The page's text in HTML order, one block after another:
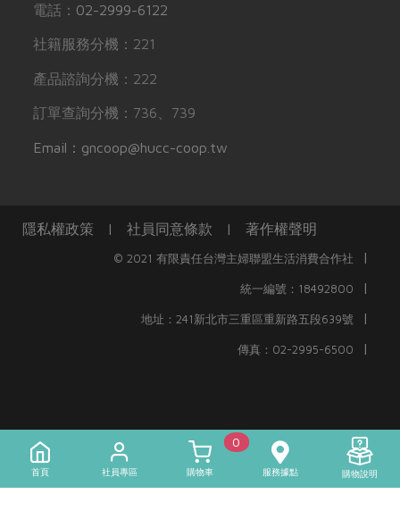
電話： 02-2999-6122
社籍服務分機：221
產品諮詢分機：222
訂單查詢分機：736、739
Email：gncoop@hucc-coop.tw
隱私權政策 | 社員同意條款 | 著作權聲明
© 2021 有限責任台灣主婦聯盟生活消費合作社 |
統一編號：18492800 |
地址：241新北市三重區重新路五段639號 |
傳真：02-2995-6500 |
首頁 社員專區
0
購物車 服務據點 購物說明